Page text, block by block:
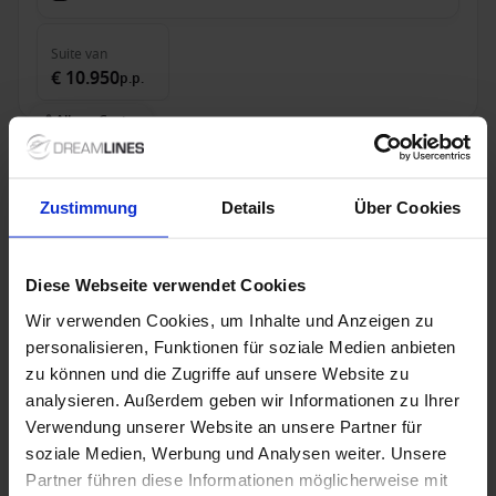
Zustimmung Details Über Cookies
Diese Webseite verwendet Cookies
Wir verwenden Cookies, um Inhalte und Anzeigen zu
personalisieren, Funktionen für soziale Medien anbieten
zu können und die Zugriffe auf unsere Website zu
analysieren. Außerdem geben wir Informationen zu Ihrer
Verwendung unserer Website an unsere Partner für
soziale Medien, Werbung und Analysen weiter. Unsere
Partner führen diese Informationen möglicherweise mit
Suite van
€ 10.950p.p.
Alleen Cruise
trans-Atlantisch vanaf Montreal, Canada met de
Azamara Journey
Van Montreal Naar Reykjavik
All-inclusive Tips
Boek nu en ontvang tot $ 1000 boordtegoed!
26 aug. 2026 16 Nachten Geen alternatieven